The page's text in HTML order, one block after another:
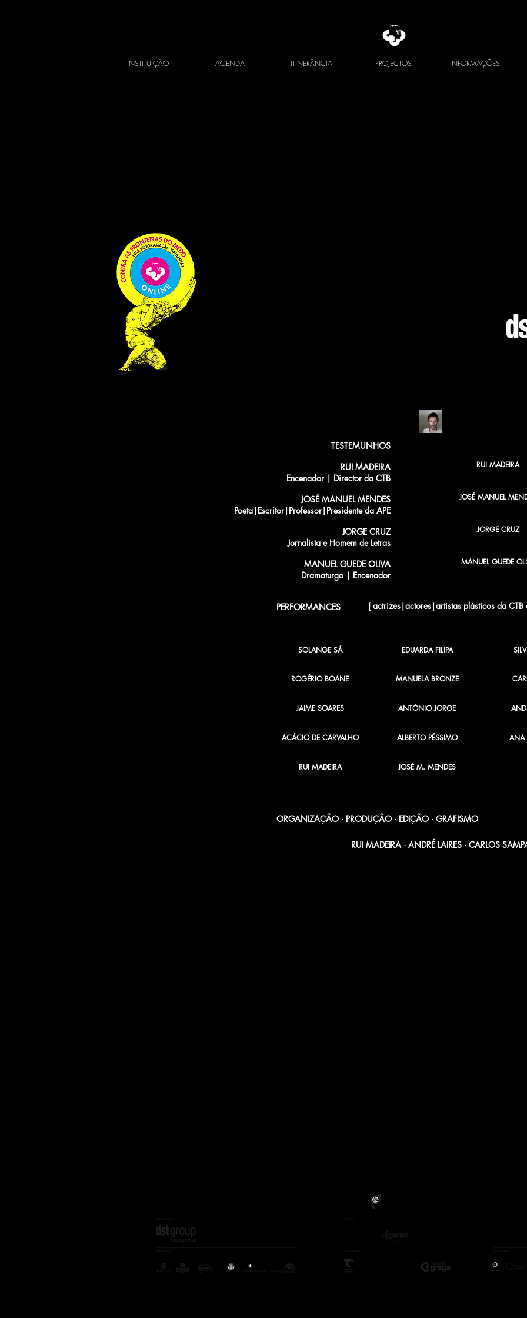
INSTITUIÇÃO AGENDA ITINERÂNCIA PROJECTOS INFORMAÇÕES
RUI MADEIRA
JOSÉ MANUEL
JORGE CRUZ
MANUEL GUEDE
TESTEMUNHOS
RUI MADEIRA
Encenador | Director da CTB
JOSÉ MANUEL MENDES
Poeta|Escritor|Professor|Presidente da APE
JORGE CRUZ
Jornalista e Homem de Letras
MANUEL GUEDE OLIVA
Dramaturgo | Encenador
PERFORMANCES [ actrizes|actores|artistas plásticos da CTB
SOLANGE SÁ
ROGÉRIO BOANE
JAIME SOARES
ACÁCIO DE CARVALHO
RUI MADEIRA
EDUARDA FILIPA
MANUELA BRONZE
ANTÓNIO JORGE
ALBERTO PÉSSIMO ANA
JOSÉ M. MENDES
ORGANIZAÇÃO · PRODUÇÃO · EDIÇÃO · GRAFISMO
RUI MADEIRA · ANDRÉ LAIRES · CARLOS